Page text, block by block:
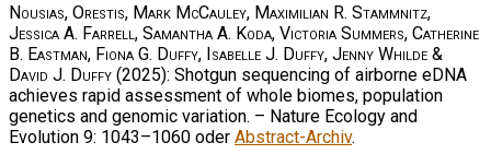
Nousias, Orestis, Mark McCauley, Maximilian R. Stammnitz,
Jessica A. Farrell, Samantha A. Koda, Victoria Summers, Catherine
B. Eastman, Fiona G. Duffy, Isabelle J. Duffy, Jenny Whilde &
David J. Duffy (2025): Shotgun sequencing of airborne eDNA
achieves rapid assessment of whole biomes, population
genetics and genomic variation. – Nature Ecology and
Evolution 9: 1043–1060 oder Abstract-Archiv.